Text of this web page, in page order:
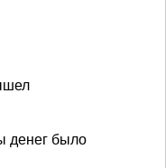
денег было